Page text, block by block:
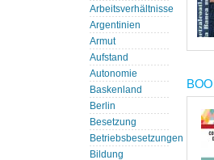
Arbeitsverhältnisse
Argentinien
Armut
Aufstand
Autonomie
Baskenland
Berlin
Besetzung
Betriebsbesetzungen
Bildung